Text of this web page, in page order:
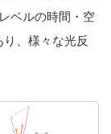
ベルの時間・空
、様々な光反